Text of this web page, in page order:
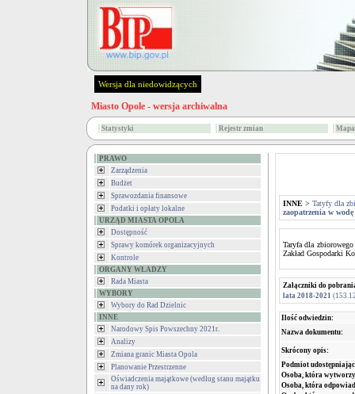
Wersja dla niedowidzących
Miasto Opole - wersja archiwalna
Statystyki Rejestr zmian
PRAWO
Zarządzenia
Budżet
Sprawozdania finansowe
Podatki i opłaty lokalne
URZĄD MIASTA OPOLA
Dostępność
Sprawy komórek organizacyjnych
Kontrole
ORGANY WŁADZY
Rada Miasta
WYBORY
Wybory do Rad Dzielnic
INNE
Narodowy Spis Powszechny 2021r.
Analizy
Zmiana granic Miasta Opola
Planowanie Przestrzenne
Oświadczenia majątkowe (według stanu majątku
na dany rok)
INNE > Tatyfy dla
zaopatrzenia w
Taryfa dla
Zakład Gospodarki
Załączniki do
lata 2018-2021
Ilość odwiedzin:
Nazwa dokumentu:
Skrócony opis:
Podmiot
Osoba, która
Osoba, która